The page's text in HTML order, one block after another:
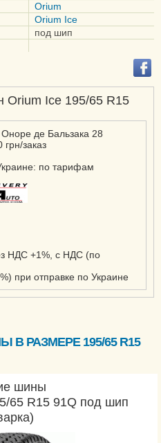
Orium
Orium Ice
под шип
Orium Ice 195/65 R15
де Бальзака 28
грн/заказ
по тарифам
НДС +1%, с НДС (по
при отправке по Украине
РАЗМЕРЕ 195/65 R15
шины
65 R15 91Q под шип